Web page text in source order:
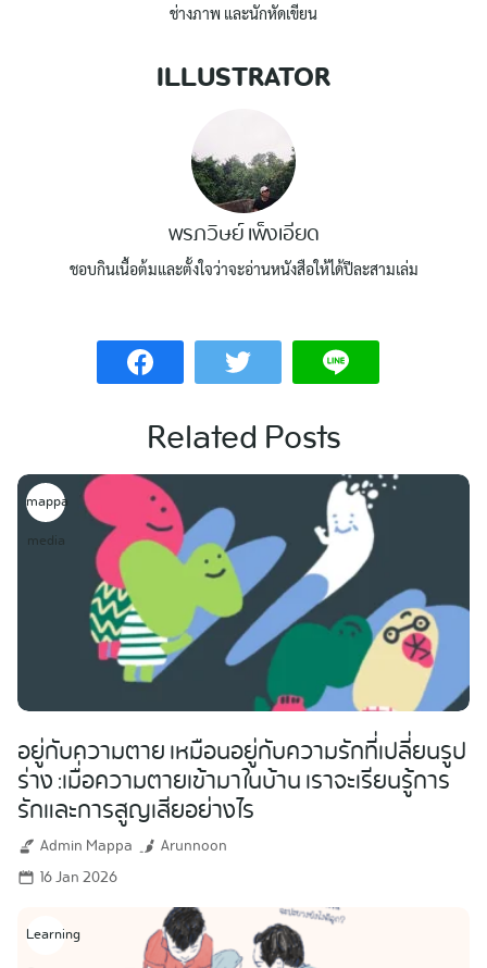
ช่างภาพ และนักหัดเขียน
ILLUSTRATOR
พรภวิษย์ เพ็งเอียด
ชอบกินเนื้อต้มและตั้งใจว่าจะอ่านหนังสือให้ได้ปีละสามเล่ม
Related Posts
mappa
media
อยู่กับความตาย เหมือนอยู่กับความรักที่เปลี่ยนรูป
ร่าง :เมื่อความตายเข้ามาในบ้าน เราจะเรียนรู้การ
รักและการสูญเสียอย่างไร
Admin Mappa
Arunnoon
16 Jan 2026
Learning